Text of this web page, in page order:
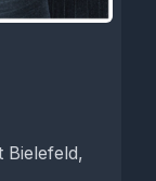
Bielefeld,